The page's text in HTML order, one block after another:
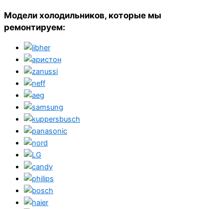
Модели холодильников, которые мы
ремонтируем: